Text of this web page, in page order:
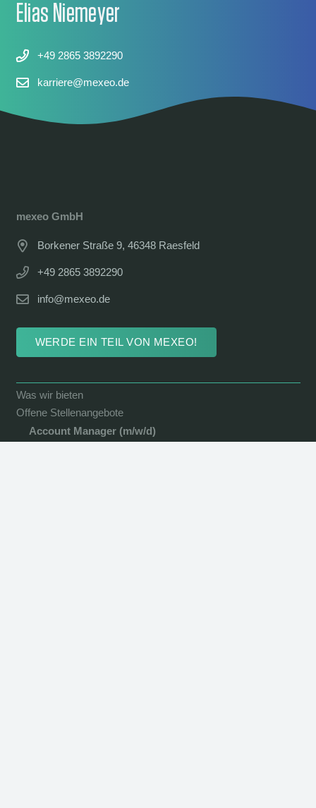
Elias Niemeyer
+49 2865 3892290
karriere@mexeo.de
mexeo GmbH
Borkener Straße 9, 46348 Raesfeld
+49 2865 3892290
info@mexeo.de
WERDE EIN TEIL VON MEXEO!
Was wir bieten
Offene Stellenangebote
Account Manager (m/w/d)